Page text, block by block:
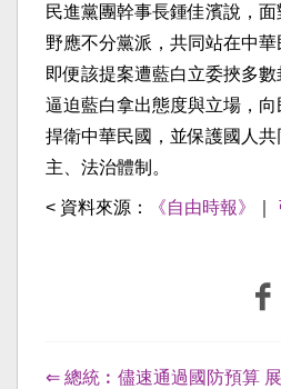
民進黨團幹事長鍾佳濱說，
野應不分黨派，共同站在中華
即便該提案遭藍白立委挾多
逼迫藍白拿出態度與立場，
捍衛中華民國，並保護國人
主、法治體制。
< 資料來源： 《自由時報》
⇐ 總統︰儘速通過國防預算